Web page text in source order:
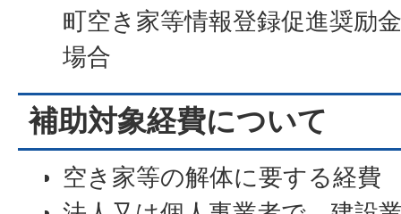
町空き家等情報登録促進奨励
場合
補助対象経費について
空き家等の解体に要する経費